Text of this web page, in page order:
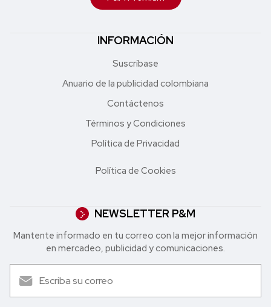
INFORMACIÓN
Suscríbase
Anuario de la publicidad colombiana
Contáctenos
Términos y Condiciones
Política de Privacidad
Política de Cookies
NEWSLETTER P&M
Mantente informado en tu correo con la mejor in formación
en mercadeo, publicidad y comunicaciones.